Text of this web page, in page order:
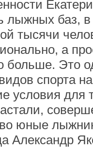
лыжных баз,
тысячи
а
больше. Это
спорта
условия для
юные
Александр